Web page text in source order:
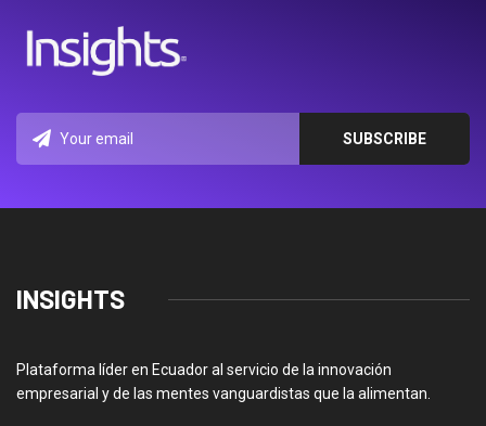
INSIGHTS
Plataforma líder en Ecuador al servicio de la innovación
empresarial y de las mentes vanguardistas que la alimentan.